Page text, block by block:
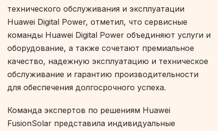
технического обслуживания и эксплуатации
Huawei Digital Power, отметил, что сервисные
команды Huawei Digital Power объединяют услуги и
оборудование, а также сочетают премиальное
качество, надежную эксплуатацию и техническое
обслуживание и гарантию производительности
для обеспечения долгосрочного успеха.
Команда экспертов по решениям Huawei
FusionSolar представила индивидуальные